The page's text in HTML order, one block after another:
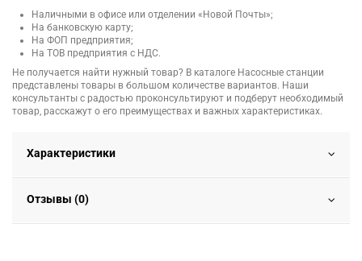
Наличными в офисе или отделении «Новой Почты»;
На банковскую карту;
На ФОП предприятия;
На ТОВ предприятия с НДС.
Не получается найти нужный товар? В каталоге Насосные станции
представлены товары в большом количестве вариантов. Наши
консультанты с радостью проконсультируют и подберут необходимый
товар, расскажут о его преимуществах и важных характеристиках.
Характеристики
Отзывы (0)